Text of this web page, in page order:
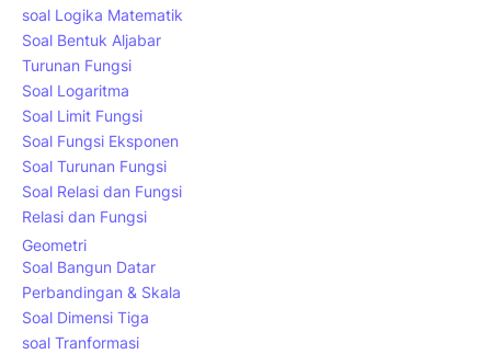
soal Logika Matematik
Soal Bentuk Aljabar
Turunan Fungsi
Soal Logaritma
Soal Limit Fungsi
Soal Fungsi Eksponen
Soal Turunan Fungsi
Soal Relasi dan Fungsi
Relasi dan Fungsi
Geometri
Soal Bangun Datar
Perbandingan & Skala
Soal Dimensi Tiga
soal Tranformasi